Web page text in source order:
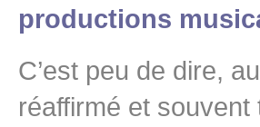
productions
C’est peu de dire,
réaffirmé et souvent